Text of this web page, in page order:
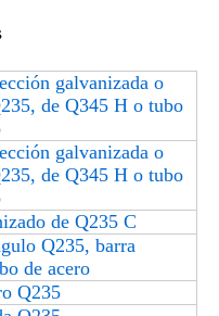
galvanizada o
de Q345 H o tubo
galvanizada o
de Q345 H o tubo
de Q235 C
Q235, barra
de acero
Q235